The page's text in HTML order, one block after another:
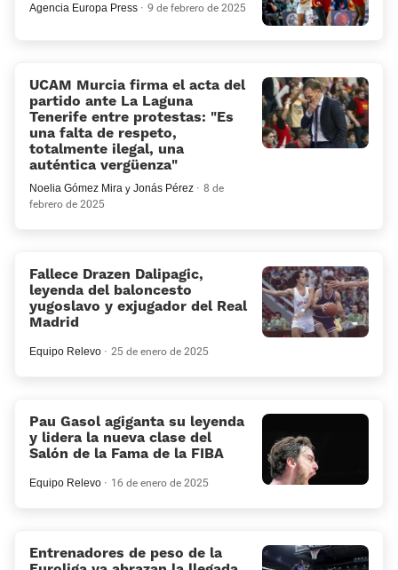
Agencia Europa Press 9 de febrero de 2025
UCAM Murcia firma el acta del
partido ante La Laguna
Tenerife entre protestas: «Es
una falta de respeto,
totalmente ilegal, una
auténtica vergüenza»
Noelia Gómez Mira y Jonás Pérez
8 de
febrero de 2025
Fallece Drazen Dalipagic,
leyenda del baloncesto
yugoslavo y exjugador del Real
Madrid
Equipo Relevo 25 de enero de 2025
Pau Gasol agiganta su leyenda
y lidera la nueva clase del
Salón de la Fama de la FIBA
Equipo Relevo 16 de enero de 2025
Entrenadores de peso de la